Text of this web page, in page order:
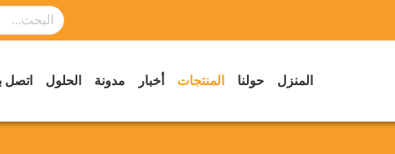
المنزل حولنا المنتجات أخبار مدونة الحلول اتصل